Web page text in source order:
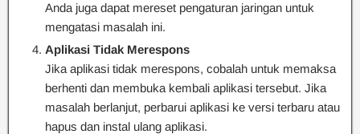
Anda juga dapat mereset pengaturan jaringan untuk
mengatasi masalah ini.
Aplikasi Tidak Merespons
Jika aplikasi tidak merespons, cobalah untuk memaksa
berhenti dan membuka kembali aplikasi tersebut. Jika
masalah berlanjut, perbarui aplikasi ke versi terbaru atau
hapus dan instal ulang aplikasi.